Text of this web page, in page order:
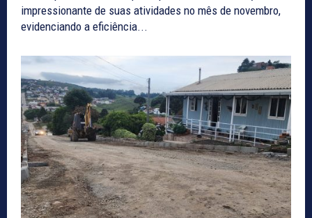
impressionante de suas atividades no mês de novembro,
evidenciando a eficiência...